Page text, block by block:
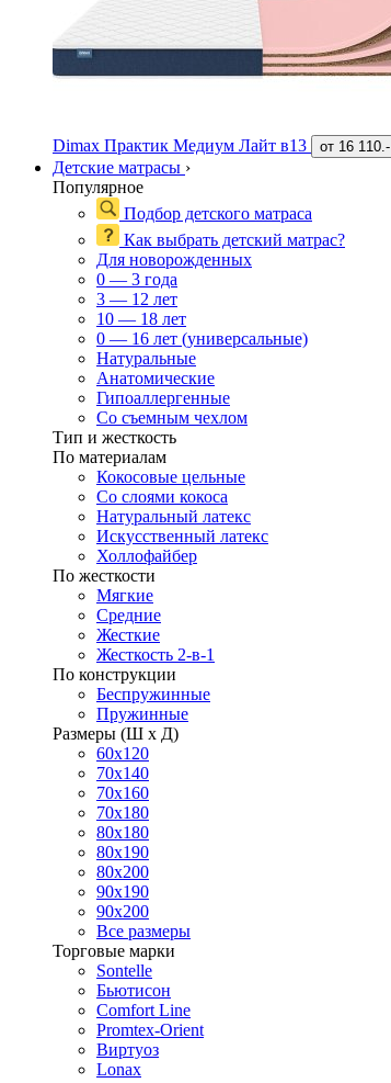
Dimax Практик Медиум Лайт в13 от 16 110.-
Детские матрасы ›
Популярное
Подбор детского матраса
Как выбрать детский матрас?
Для новорожденных
0 — 3 года
3 — 12 лет
10 — 18 лет
0 — 16 лет (универсальные)
Натуральные
Анатомические
Гипоаллергенные
Со съемным чехлом
Тип и жесткость
По материалам
Кокосовые цельные
Со слоями кокоса
Натуральный латекс
Искусственный латекс
Холлофайбер
По жесткости
Мягкие
Средние
Жесткие
Жесткость 2-в-1
По конструкции
Беспружинные
Пружинные
Размеры (Ш х Д)
60х120
70х140
70х160
70х180
80х180
80х190
80х200
90х190
90х200
Все размеры
Торговые марки
Sontelle
Бьютисон
Comfort Line
Promtex-Orient
Виртуоз
Lonax